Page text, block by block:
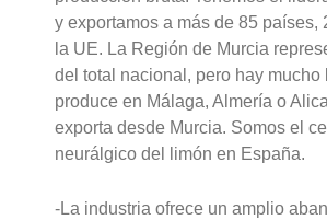
y exportamos a más de 85 países,
la UE. La Región de Murcia
del total nacional, pero hay mucho
produce en Málaga, Almería o
exporta desde Murcia. Somos el
neurálgico del limón en España.
-La industria ofrece un amplio